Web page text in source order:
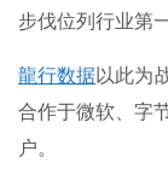
步伐位列行业第
龍行数据以此为
合作于微软、字
户。